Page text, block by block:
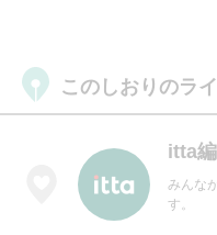
このしおりのラ
itta
みんな
す。